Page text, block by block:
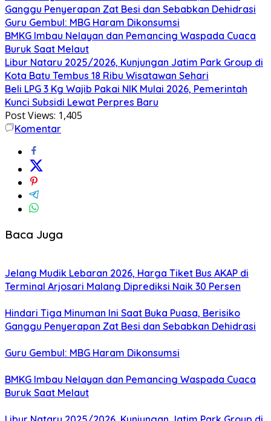
Ganggu Penyerapan Zat Besi dan Sebabkan Dehidrasi
Guru Gembul: MBG Haram Dikonsumsi
BMKG Imbau Nelayan dan Pemancing Waspada Cuaca
Buruk Saat Melaut
Libur Nataru 2025/2026, Kunjungan Jatim Park Group di
Kota Batu Tembus 18 Ribu Wisatawan Sehari
Beli LPG 3 Kg Wajib Pakai NIK Mulai 2026, Pemerintah
Kunci Subsidi Lewat Perpres Baru
Post Views: 1,405
Komentar
Baca Juga
Jelang Mudik Lebaran 2026, Harga Tiket Bus AKAP di
Terminal Arjosari Malang Diprediksi Naik 30 Persen
Hindari Tiga Minuman Ini Saat Buka Puasa, Berisiko
Ganggu Penyerapan Zat Besi dan Sebabkan Dehidrasi
Guru Gembul: MBG Haram Dikonsumsi
BMKG Imbau Nelayan dan Pemancing Waspada Cuaca
Buruk Saat Melaut